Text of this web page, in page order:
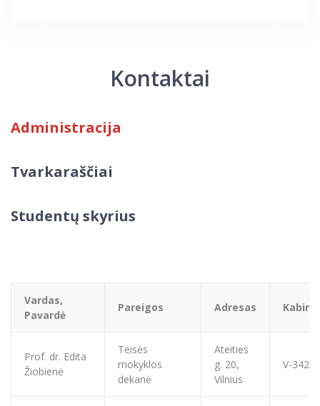
Kontaktai
Administracija
Tvarkaraščiai
Studentų skyrius
Vardas,
Pavardė
Pareigos Adresas
Prof. dr. Edita
Žiobienė
Teisės
mokyklos
dekanė
Ateities
g. 20,
Vilnius
V-342